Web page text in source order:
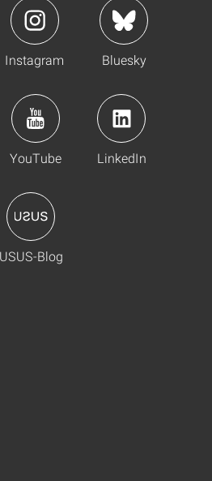
Instagram Bluesky
YouTube LinkedIn
USUS-Blog